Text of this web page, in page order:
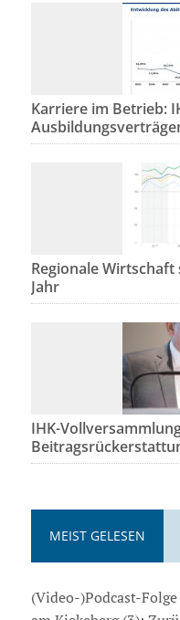
Karriere im Betrieb:
Regionale
Jahr
IHK-
MEIST GELESEN
(Video-)Podcast-